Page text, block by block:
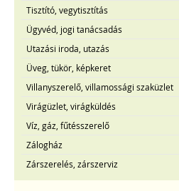
Tisztító, vegytisztítás
Ügyvéd, jogi tanácsadás
Utazási iroda, utazás
Üveg, tükör, képkeret
Villanyszerelő, villamossági szaküzlet
Virágüzlet, virágküldés
Víz, gáz, fűtésszerelő
Zálogház
Zárszerelés, zárszerviz